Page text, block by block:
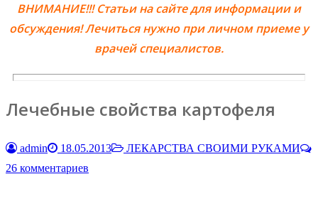
ВНИМАНИЕ!!! Статьи на сайте для информации и
обсуждения! Лечиться нужно при личном приеме у
врачей специалистов.
Лечебные свойства картофеля
admin 18.05.2013
ЛЕКАРСТВА СВОИМИ РУКАМИ
26 комментариев